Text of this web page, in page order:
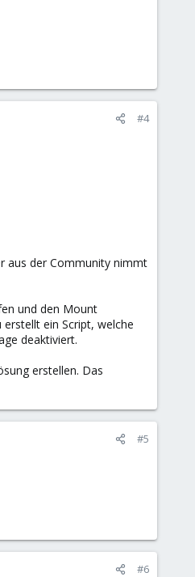
#4
aus der Community nimmt
und den Mount
ein Script, welche
deaktiviert.
erstellen. Das
#5
#6